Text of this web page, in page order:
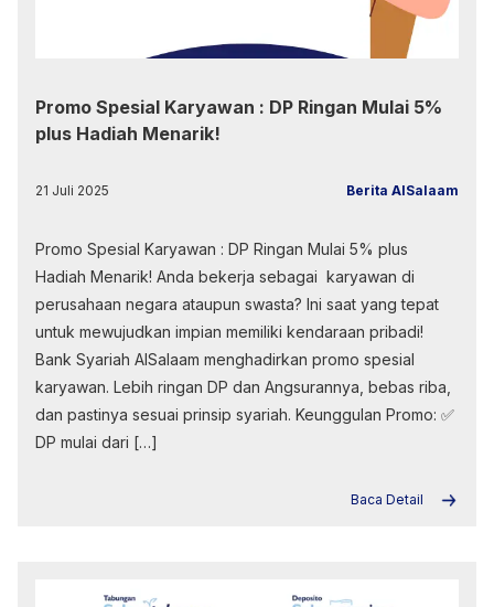
Promo Spesial Karyawan : DP Ringan Mulai 5%
plus Hadiah Menarik!
21 Juli 2025 Berita AlSalaam
Promo Spesial Karyawan : DP Ringan Mulai 5% plus
Hadiah Menarik! Anda bekerja sebagai karyawan di
perusahaan negara ataupun swasta? Ini saat yang tepat
untuk mewujudkan impian memiliki kendaraan pribadi!
Bank Syariah AlSalaam menghadirkan promo spesial
karyawan. Lebih ringan DP dan Angsurannya, bebas riba,
dan pastinya sesuai prinsip syariah. Keunggulan Promo: ✅
DP mulai dari […]
Baca Detail